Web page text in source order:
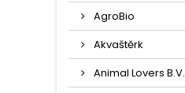
AgroBio
Akvaštěrk
Animal Lovers B.V.